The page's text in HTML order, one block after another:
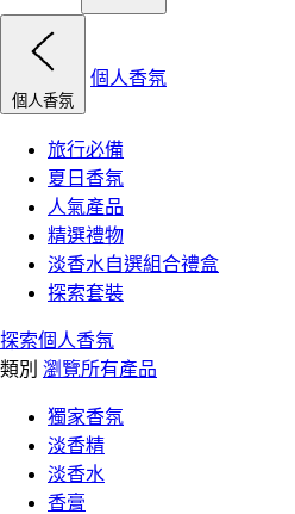
個人香氛
個人香氛
旅行必備
夏日香氛
人氣產品
精選禮物
淡香水自選組合禮盒
探索套裝
探索個人香氛
類別 瀏覽所有產品
獨家香氛
淡香精
淡香水
香膏